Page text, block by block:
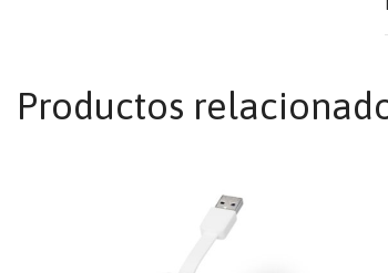
Productos